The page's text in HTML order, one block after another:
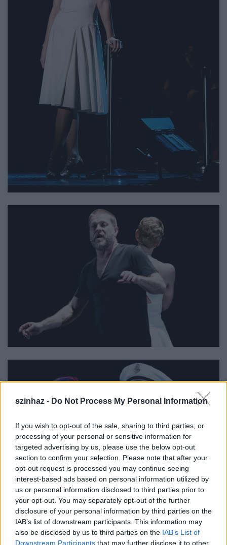
szinhaz - Do Not Process My Personal Information
If you wish to opt-out of the sale, sharing to third parties, or
processing of your personal or sensitive information for
targeted advertising by us, please use the below opt-out
section to confirm your selection. Please note that after your
opt-out request is processed you may continue seeing
interest-based ads based on personal information utilized by
us or personal information disclosed to third parties prior to
your opt-out. You may separately opt-out of the further
disclosure of your personal information by third parties on the
IAB’s list of downstream participants. This information may
also be disclosed by us to third parties on the IAB’s List of
Downstream Participants that may further disclose it to other